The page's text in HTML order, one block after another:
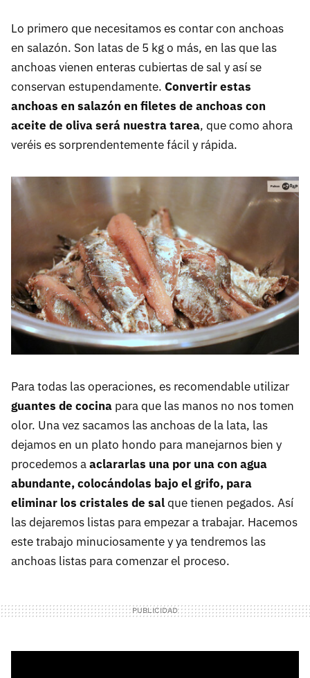
Lo primero que necesitamos es contar con anchoas
en salazón. Son latas de 5 kg o más, en las que las
anchoas vienen enteras cubiertas de sal y así se
conservan estupendamente. Convertir estas
anchoas en salazón en filetes de anchoas con
aceite de oliva será nuestra tarea, que como ahora
veréis es sorprendentemente fácil y rápida.
Para todas las operaciones, es recomendable utilizar
guantes de cocina para que las manos no nos tomen
olor. Una vez sacamos las anchoas de la lata, las
dejamos en un plato hondo para manejarnos bien y
procedemos aaclararlas una por una con agua
abundante, colocándolas bajo el grifo, para
eliminar los cristales de salque tienen pegados. Así
las dejaremos listas para empezar a trabajar. Hacemos
este trabajo minuciosamente y ya tendremos las
anchoas listas para comenzar el proceso.